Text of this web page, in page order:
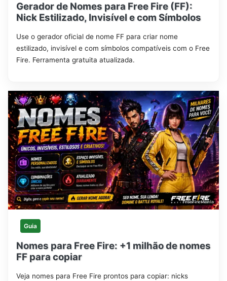
Gerador de Nomes para Free Fire (FF):
Nick Estilizado, Invisível e com Símbolos
Use o gerador oficial de nome FF para criar nome
estilizado, invisível e com símbolos compatíveis com o Free
Fire. Ferramenta gratuita atualizada.
Guia
Nomes para Free Fire: +1 milhão de nomes
FF para copiar
Veja nomes para Free Fire prontos para copiar: nicks